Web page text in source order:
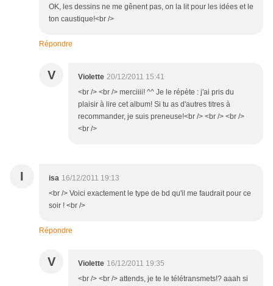
OK, les dessins ne me gênent pas, on la lit pour les idées et le
ton caustique!<br />
Répondre
V Violette 20/12/2011 15:41
<br /> <br /> merciiii! ^^ Je le répète : j'ai pris du
plaisir à lire cet album! Si tu as d'autres titres à
recommander, je suis preneuse!<br /> <br /> <br />
<br />
I isa 16/12/2011 19:13
<br /> Voici exactement le type de bd qu'il me faudrait pour ce
soir ! <br />
Répondre
V Violette 16/12/2011 19:35
<br /> <br /> attends, je te le télétransmets!? aaah si